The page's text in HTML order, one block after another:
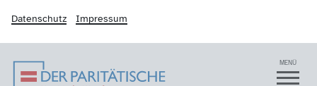
Datenschutz Impressum
Der Paritätische NRW
Navigation MENÜ